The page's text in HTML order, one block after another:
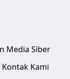
Media Siber
Kontak Kami